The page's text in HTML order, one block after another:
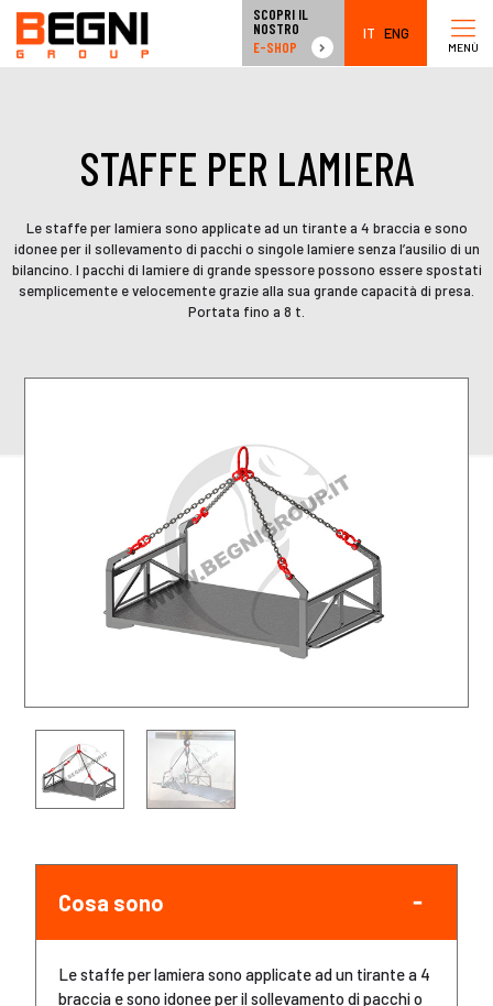
MENÙ
SCOPRI IL
NOSTRO
E-SHOP
IT ENG
STAFFE PER LAMIERA
Le staffe per lamiera sono applicate ad un tirante a 4 braccia e sono
idonee per il sollevamento di pacchi o singole lamiere senza l’ausilio di un
bilancino. I pacchi di lamiere di grande spessore possono essere spostati
semplicemente e velocemente grazie alla sua grande capacità di presa.
Portata fino a 8 t.
Cosa sono
Le staffe per lamiera sono applicate ad un tirante a 4
braccia e sono idonee per il sollevamento di pacchi o